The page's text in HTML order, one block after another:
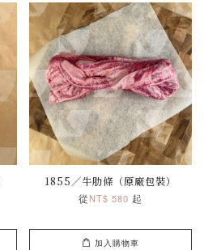
1855／牛肋條（原廠包裝）
從NT$ 580 起
加入購物車